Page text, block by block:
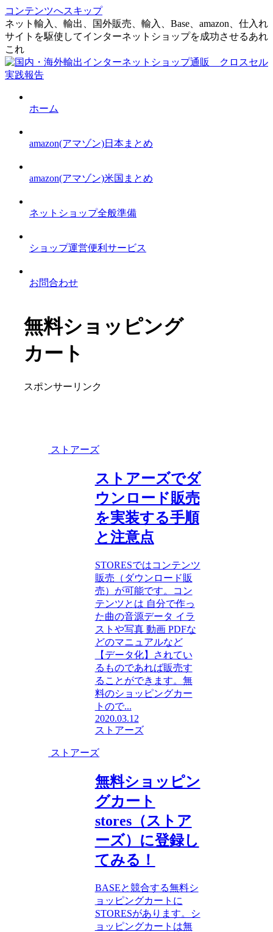
コンテンツへスキップ
ネット輸入、輸出、国外販売、輸入、Base、amazon、仕入れ
サイトを駆使してインターネットショップを成功させるあれ
これ
ホーム
amazon(アマゾン)日本まとめ
amazon(アマゾン)米国まとめ
ネットショップ全般準備
ショップ運営便利サービス
お問合わせ
無料ショッピング
カート
スポンサーリンク
ストアーズ
ストアーズでダ
ウンロード販売
を実装する手順
と注意点
STORESではコンテンツ
販売（ダウンロード販
売）が可能です。コン
テンツとは 自分で作っ
た曲の音源データ イラ
ストや写真 動画 PDFな
どのマニュアルなど
【データ化】されてい
るものであれば販売す
ることができます。無
料のショッピングカー
トので...
2020.03.12
ストアーズ
ストアーズ
無料ショッピン
グカート
stores（ストア
ーズ）に登録し
てみる！
BASEと競合する無料シ
ョッピングカートに
STORESがあります。シ
ョッピングカートは無